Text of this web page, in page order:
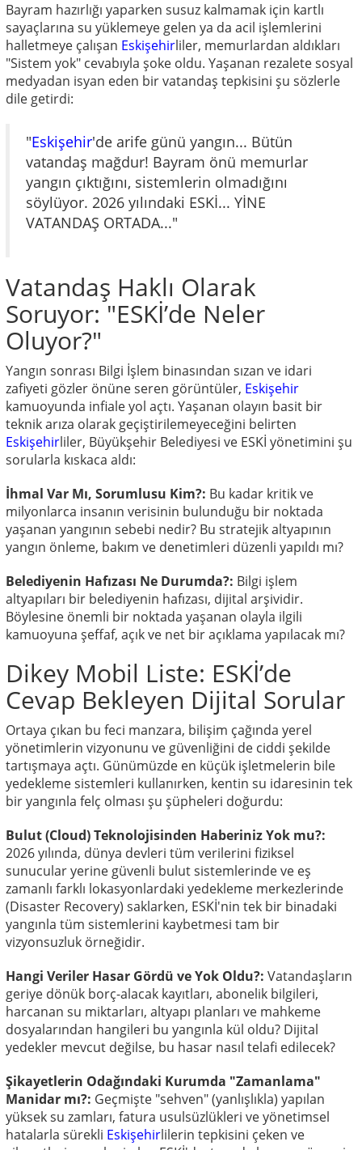
Bayram hazırlığı yaparken susuz kalmamak için kartlı
sayaçlarına su yüklemeye gelen ya da acil işlemlerini
halletmeye çalışan Eskişehirliler, memurlardan aldıkları
"Sistem yok" cevabıyla şoke oldu. Yaşanan rezalete sosyal
medyadan isyan eden bir vatandaş tepkisini şu sözlerle
dile getirdi:
"Eskişehir'de arife günü yangın... Bütün
vatandaş mağdur! Bayram önü memurlar
yangın çıktığını, sistemlerin olmadığını
söylüyor. 2026 yılındaki ESKİ... YİNE
VATANDAŞ ORTADA..."
Vatandaş Haklı Olarak
Soruyor: "ESKİ’de Neler
Oluyor?"
Yangın sonrası Bilgi İşlem binasından sızan ve idari
zafiyeti gözler önüne seren görüntüler, Eskişehir
kamuoyunda infiale yol açtı. Yaşanan olayın basit bir
teknik arıza olarak geçiştirilemeyeceğini belirten
Eskişehirliler, Büyükşehir Belediyesi ve ESKİ yönetimini şu
sorularla kıskaca aldı:
İhmal Var Mı, Sorumlusu Kim?: Bu kadar kritik ve
milyonlarca insanın verisinin bulunduğu bir noktada
yaşanan yangının sebebi nedir? Bu stratejik altyapının
yangın önleme, bakım ve denetimleri düzenli yapıldı mı?
Belediyenin Hafızası Ne Durumda?: Bilgi işlem
altyapıları bir belediyenin hafızası, dijital arşividir.
Böylesine önemli bir noktada yaşanan olayla ilgili
kamuoyuna şeffaf, açık ve net bir açıklama yapılacak mı?
Dikey Mobil Liste: ESKİ’de
Cevap Bekleyen Dijital Sorular
Ortaya çıkan bu feci manzara, bilişim çağında yerel
yönetimlerin vizyonunu ve güvenliğini de ciddi şekilde
tartışmaya açtı. Günümüzde en küçük işletmelerin bile
yedekleme sistemleri kullanırken, kentin su idaresinin tek
bir yangınla felç olması şu şüpheleri doğurdu:
Bulut (Cloud) Teknolojisinden Haberiniz Yok mu?:
2026 yılında, dünya devleri tüm verilerini fiziksel
sunucular yerine güvenli bulut sistemlerinde ve eş
zamanlı farklı lokasyonlardaki yedekleme merkezlerinde
(Disaster Recovery) saklarken, ESKİ'nin tek bir binadaki
yangınla tüm sistemlerini kaybetmesi tam bir
vizyonsuzluk örneğidir.
Hangi Veriler Hasar Gördü ve Yok Oldu?: Vatandaşların
geriye dönük borç-alacak kayıtları, abonelik bilgileri,
harcanan su miktarları, altyapı planları ve mahkeme
dosyalarından hangileri bu yangınla kül oldu? Dijital
yedekler mevcut değilse, bu hasar nasıl telafi edilecek?
Şikayetlerin Odağındaki Kurumda "Zamanlama"
Manidar mı?: Geçmişte "sehven" (yanlışlıkla) yapılan
yüksek su zamları, fatura usulsüzlükleri ve yönetimsel
hatalarla sürekli Eskişehirlilerin tepkisini çeken ve